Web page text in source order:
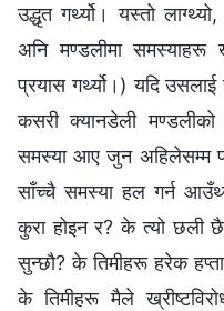
उद्धृत गर्थ्यो। यस्तो
अनि मण्डलीमा समस्याहरू
प्रयास गर्थ्यो।) यदि
कसरी क्यानडेली मण्डलीको
समस्या आए जुन अहिलेसम्म
साँच्चै समस्या हल गर्न
कुरा होइन र? के त्यो
सुन्छौ? के तिमीहरू हरेक
के तिमीहरू मैले